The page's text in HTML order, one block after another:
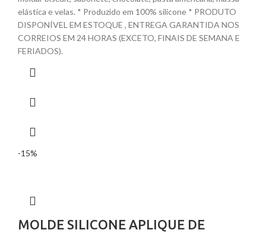
elástica e velas. * Produzido em 100% silicone * PRODUTO
DISPONÍVEL EM ESTOQUE , ENTREGA GARANTIDA NOS
CORREIOS EM 24 HORAS (EXCETO, FINAIS DE SEMANA E
FERIADOS).
-15%
MOLDE SILICONE APLIQUE DE